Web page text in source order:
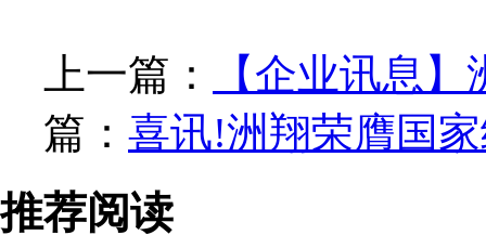
上一篇：
【企业讯息
篇： 喜讯!洲翔荣膺国
推荐阅读